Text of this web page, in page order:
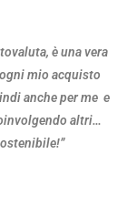
è una vera
mio acquisto
anche per me e
altri…